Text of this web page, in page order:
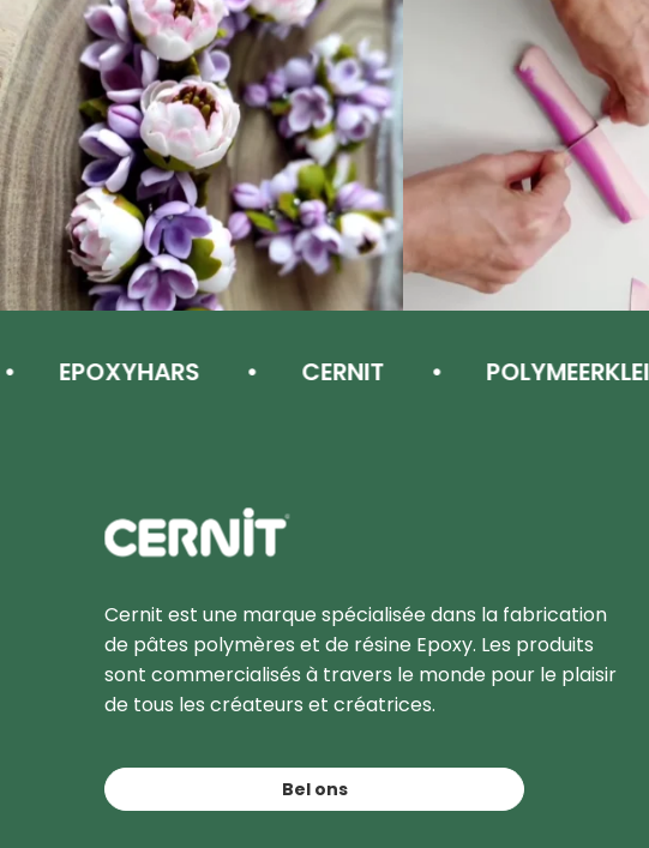
EPOXYHARS CERNIT POLYMEERKLEI
Cernit Une qualité haut de gamme pour des créations premiums
Cernit est une marque spécialisée dans la fabrication
de pâtes polymères et de résine Epoxy. Les produits
sont commercialisés à travers le monde pour le plaisir
de tous les créateurs et créatrices.
Bel ons